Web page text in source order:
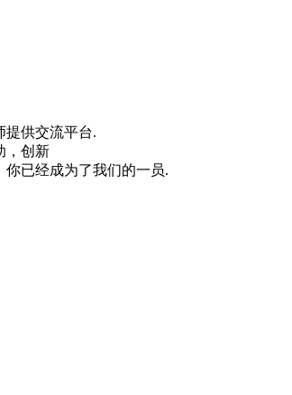
提供交流平台.
，创新
已经成为了我们的一员.